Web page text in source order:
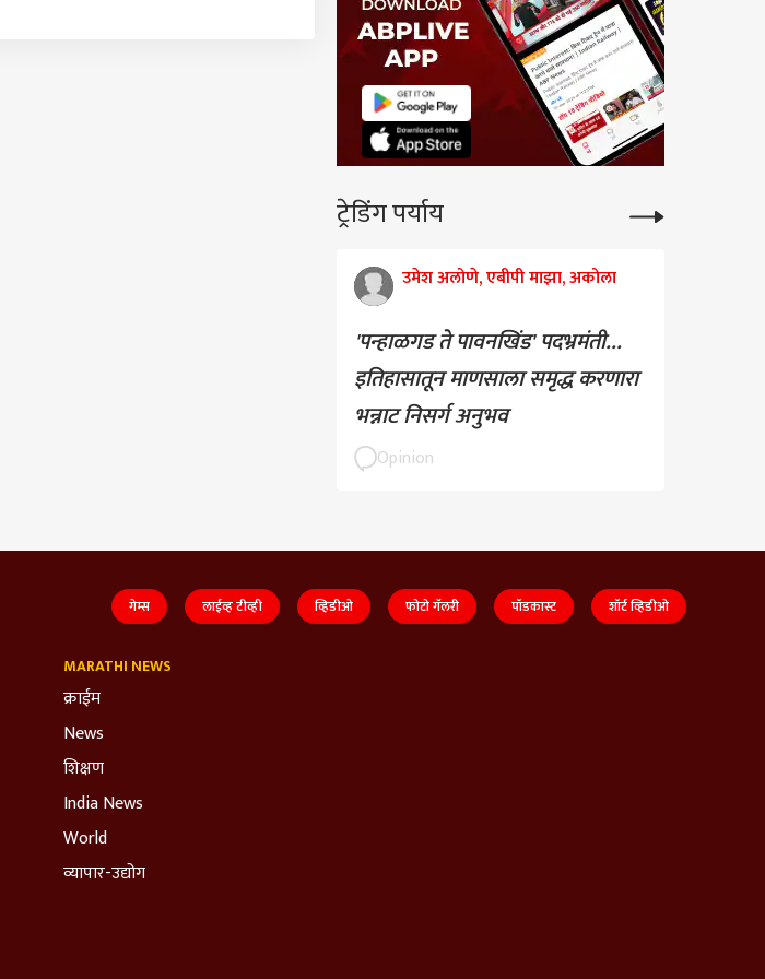
ट्रेडिंग पर्याय
उमेश अलोणे, एबीपी माझा, अकोला
'पन्हाळगड ते पावनखिंड' पदभ्रमंती...
इतिहासातून माणसाला समृद्ध करणारा
भन्नाट निसर्ग अनुभव
Opinion
गेम्स लाईव्ह टीव्ही व्हिडीओ फोटो गॅलरी पॉडकास्ट शॉर्ट व्हिडीओ
MARATHI NEWS
क्राईम
News
शिक्षण
India News
World
व्यापार-उद्योग